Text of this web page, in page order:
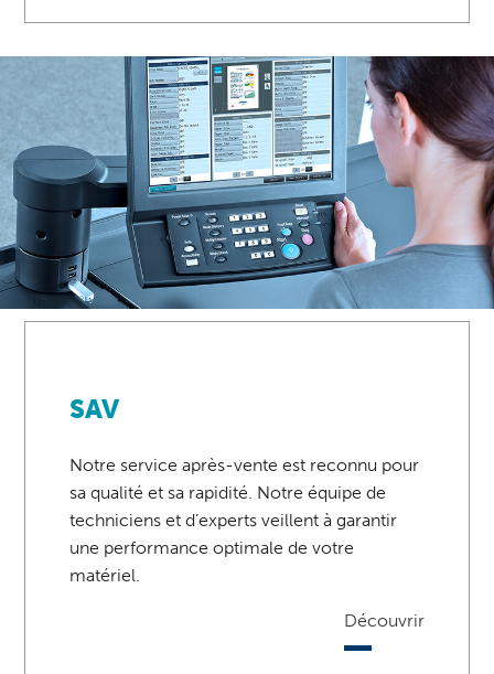
SAV
Notre service après-vente est reconnu pour
sa qualité et sa rapidité. Notre équipe de
techniciens et d’experts veillent à garantir
une performance optimale de votre
matériel.
Découvrir